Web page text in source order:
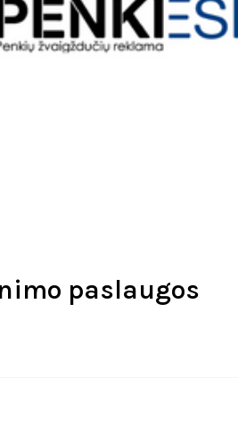
paslaugos